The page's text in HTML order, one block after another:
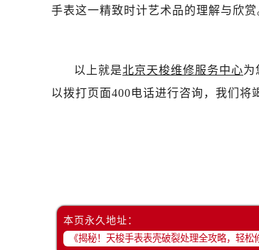
手表这一精致时计艺术品的理解与欣
以上就是北京天梭维修服务中心为
以拨打页面400电话进行咨询，我们将
本页永久地址：